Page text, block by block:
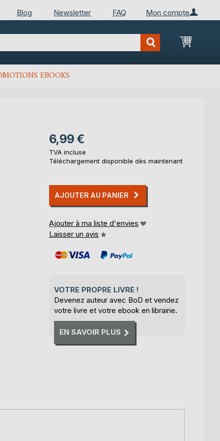
Mon compte
Blog Newsletter FAQ
Mon
EBOOKS
6,99 €
TVA incluse
Téléchargement disponible dès maintenant
AJOUTER AU PANIER
Ajouter à ma liste d'envies
Laisser un avis
VOTRE PROPRE LIVRE !
Devenez auteur avec BoD et vendez
votre livre et votre ebook en librairie.
EN SAVOIR PLUS